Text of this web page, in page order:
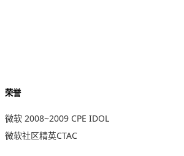
荣誉
微软 2008~2009 CPE IDOL
微软社区精英CTAC